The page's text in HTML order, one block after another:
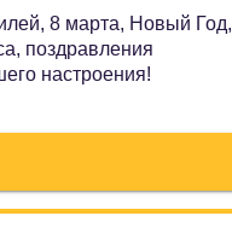
8 марта, Новый Год,
поздравления
настроения!